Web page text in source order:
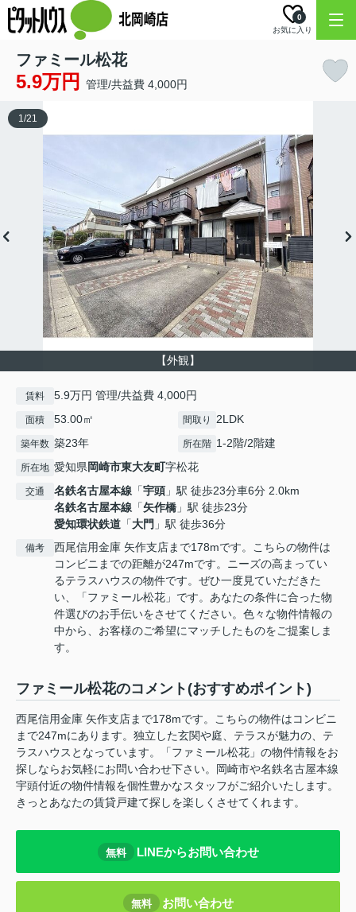
お気に入り
0
ファミール松花
5.9万円 管理/共益費 4,000円
【外観】
1/21
賃料 5.9万円 管理/共益費 4,000円
面積 53.00㎡ 間取り 2LDK
築年数 築23年 所在階 1-2階/2階建
所在地 愛知県岡崎市東大友町字松花
交通 名鉄名古屋本線 「宇頭 」駅 徒歩23分車6分 2.0km
名鉄名古屋本線 「矢作橋 」駅 徒歩23分
愛知環状鉄道 「大門 」駅 徒歩36分
備考
西尾信用金庫 矢作支店まで178mです。こちらの物件は
コンビニまでの距離が247mです。ニーズの高まってい
るテラスハウスの物件です。ぜひ一度見ていただきた
い、「ファミール松花」です。あなたの条件に合った物
件選びのお手伝いをさせてください。色々な物件情報の
中から、お客様のご希望にマッチしたものをご提案しま
す。
ファミール松花のコメント(おすすめポイント)
西尾信用金庫 矢作支店まで178mです。こちらの物件はコンビニ
まで247mにあります。独立した玄関や庭、テラスが魅力の、テ
ラスハウスとなっています。「ファミール松花」の物件情報をお
探しならお気軽にお問い合わせ下さい。岡崎市や名鉄名古屋本線
宇頭付近の物件情報を個性豊かなスタッフがご紹介いたします。
きっとあなたの賃貸戸建て探しを楽しくさせてくれます。
無料 LINEからお問い合わせ
無料 お問い合わせ